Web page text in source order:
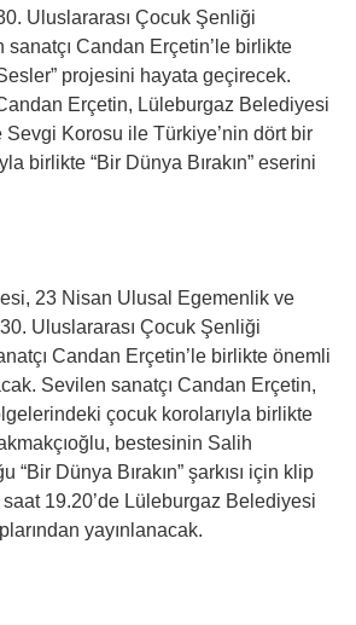
Uluslararası Çocuk Şenliği
sanatçı Candan Erçetin’le birlikte
projesini hayata geçirecek.
Erçetin, Lüleburgaz Belediyesi
Korosu ile Türkiye’nin dört bir
birlikte “Bir Dünya Bırakın” eserini
23 Nisan Ulusal Egemenlik ve
Uluslararası Çocuk Şenliği
Candan Erçetin’le birlikte önemli
Sevilen sanatçı Candan Erçetin,
çocuk korolarıyla birlikte
bestesinin Salih
“Bir Dünya Bırakın” şarkısı için klip
19.20’de Lüleburgaz Belediyesi
yayınlanacak.